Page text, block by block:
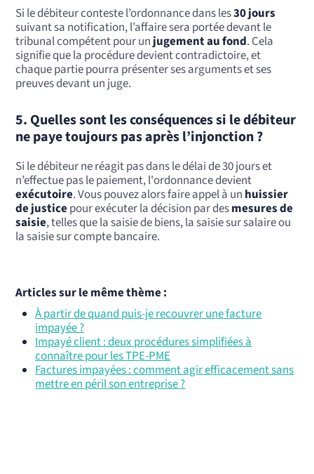
Si le débiteur conteste l’ordonnance dans les30 jours
suivant sa notification, l’affaire sera portée devant le
tribunal compétent pour un jugement au fond. Cela
signifie que la procédure devient contradictoire, et
chaque partie pourra présenter ses arguments et ses
preuves devant un juge.
5. Quelles sont les conséquences si le débiteur
ne paye toujours pas après l’injonction ?
Si le débiteur ne réagit pas dans le délai de 30 jours et
n’effectue pas le paiement, l'ordonnance devient
exécutoire. Vous pouvez alors faire appel à un huissier
de justicepour exécuter la décision par desmesures de
saisie, telles que la saisie de biens, la saisie sur salaire ou
la saisie sur compte bancaire.
Articles sur le même thème :
À partir de quand puis-je recouvrer une facture
impayée ?
Impayé client : deux procédures simplifiées à
connaître pour les TPE-PME
Factures impayées : comment agir efficacement sans
mettre en péril son entreprise ?